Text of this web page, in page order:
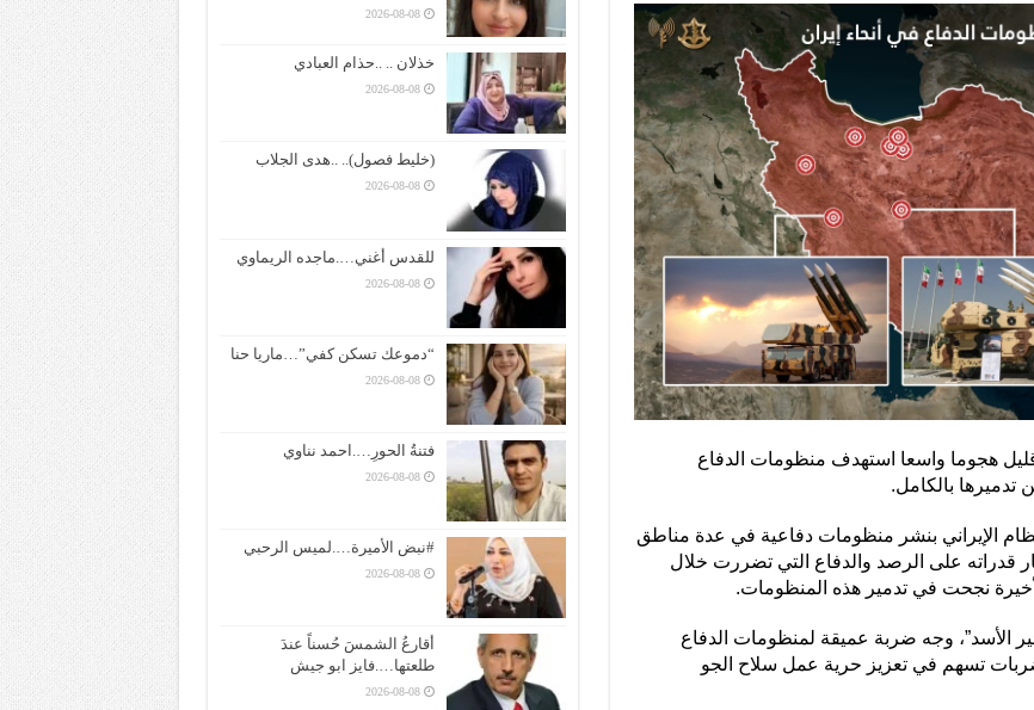
هجوما واسعا استهدف منظومات الدفاع
تدميرها بالكامل.
الإيراني بنشر منظومات دفاعية في عدة مناطق
قدراته على الرصد والدفاع التي تضررت خلال
نجحت في تدمير هذه المنظومات.
الأسد”، وجه ضربة عميقة لمنظومات الدفاع
تسهم في تعزيز حرية عمل سلاح الجو
2026-08-08
خذلان .. ..حذام العبادي
2026-08-08
(خليط فصول).. ..هدى الجلاب
2026-08-08
للقدس أغني….ماجده الريماوي
2026-08-08
“دموعك تسكن كفي”…ماريا حنا
2026-08-08
فتنةُ الحورِ….احمد نناوي
2026-08-08
#نبض الأميرة….لميس الرحبي
2026-08-08
أقارعُ الشمسَ حُسناً عندَ
طلعتها….فايز ابو جيش
2026-08-08